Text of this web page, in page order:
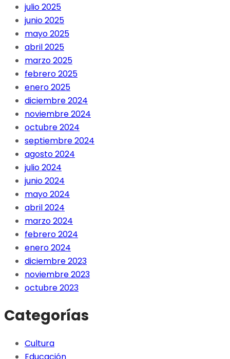
julio 2025
junio 2025
mayo 2025
abril 2025
marzo 2025
febrero 2025
enero 2025
diciembre 2024
noviembre 2024
octubre 2024
septiembre 2024
agosto 2024
julio 2024
junio 2024
mayo 2024
abril 2024
marzo 2024
febrero 2024
enero 2024
diciembre 2023
noviembre 2023
octubre 2023
Categorías
Cultura